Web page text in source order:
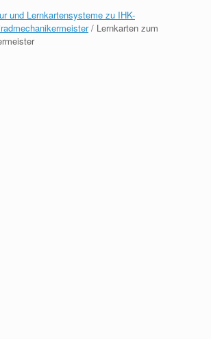
und Lernkartensysteme zu IHK-
/ Lernkarten zum